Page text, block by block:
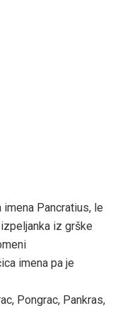
Pancratius, le
iz grške
imena pa je
Pongrac, Pankras,